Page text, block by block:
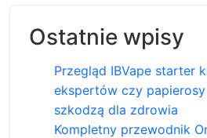
Ostatnie wpisy
Przegląd IBVape starter
ekspertów czy
szkodzą dla zdrowia
Kompletny przewodnik